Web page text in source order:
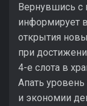
Вернувшись с
информирует
открытия
при
4-е слота в
Апать
и экономии